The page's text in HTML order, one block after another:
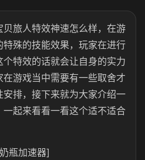
旅人特效神速怎么样，在游
殊的技能效果，玩家在进行
特效的话就会让自身的实力
游戏当中需要有一些取舍才
排，接下来就为大家介绍一
起来看看一看这个适不适合
瓶加速器]